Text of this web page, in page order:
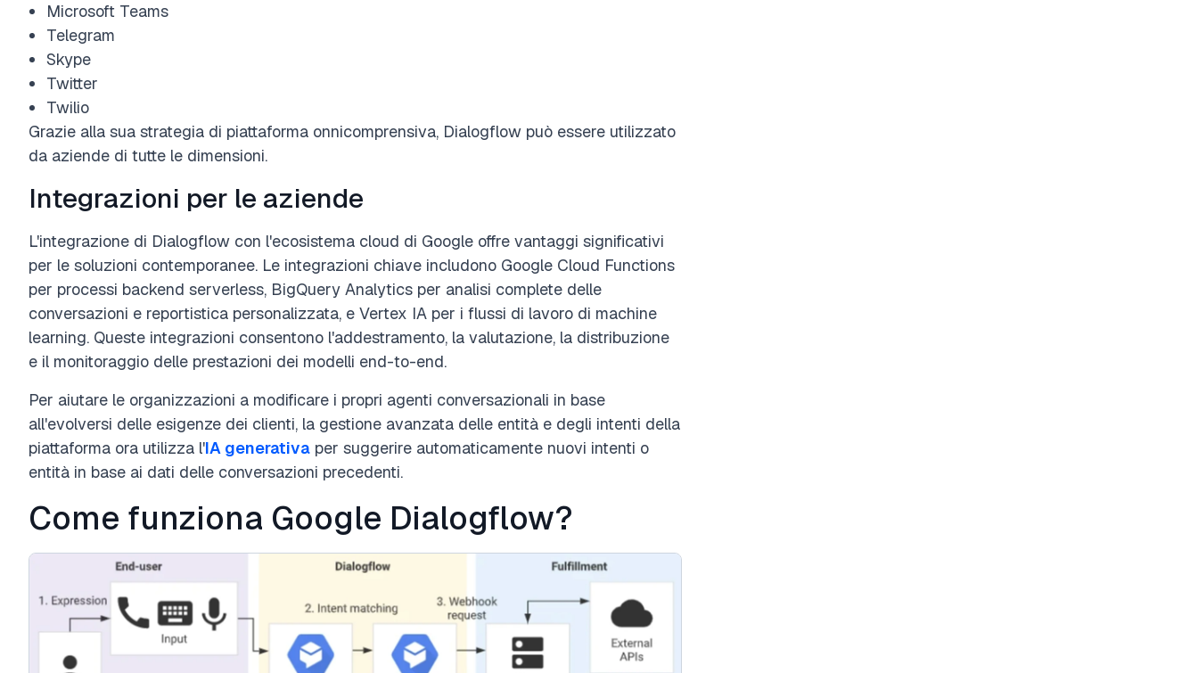
Microsoft Teams
Telegram
Skype
Twitter
Twilio
Grazie alla sua strategia di piattaforma onnicomprensiva, Dialogflow può essere utilizzato
da aziende di tutte le dimensioni.
Integrazioni per le aziende
L'integrazione di Dialogflow con l'ecosistema cloud di Google offre vantaggi significativi
per le soluzioni contemporanee. Le integrazioni chiave includono Google Cloud Functions
per processi backend serverless, BigQuery Analytics per analisi complete delle
conversazioni e reportistica personalizzata, e Vertex IA per i flussi di lavoro di machine
learning. Queste integrazioni consentono l'addestramento, la valutazione, la distribuzione
e il monitoraggio delle prestazioni dei modelli end-to-end.
Per aiutare le organizzazioni a modificare i propri agenti conversazionali in base
all'evolversi delle esigenze dei clienti, la gestione avanzata delle entità e degli intenti della
piattaforma ora utilizza l'IA generativa per suggerire automaticamente nuovi intenti o
entità in base ai dati delle conversazioni precedenti.
Come funziona Google Dialogflow?